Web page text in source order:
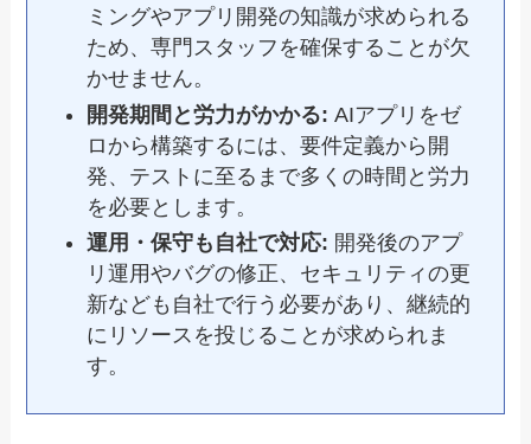
ミングやアプリ開発の知識が求められる
ため、専門スタッフを確保することが欠
かせません。
開発期間と労力がかかる: AIアプリをゼ
ロから構築するには、要件定義から開
発、テストに至るまで多くの時間と労力
を必要とします。
運用・保守も自社で対応: 開発後のアプ
リ運用やバグの修正、セキュリティの更
新なども自社で行う必要があり、継続的
にリソースを投じることが求められま
す。